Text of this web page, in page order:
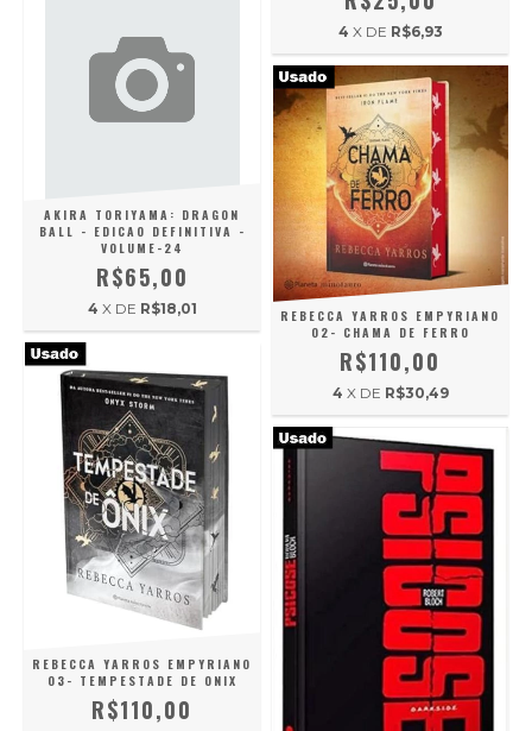
4 X DE R$6,93
AKIRA TORIYAMA: DRAGON
BALL - EDICAO DEFINITIVA -
VOLUME-24
R$65,00
4 X DE R$18,01
REBECCA YARROS EMPYRIANO
02- CHAMA DE FERRO
R$110,00
4 X DE R$30,49
REBECCA YARROS EMPYRIANO
03- TEMPESTADE DE ONIX
R$110,00